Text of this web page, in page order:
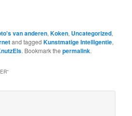
van anderen,Koken, Uncategorized,
and taggedKunstmatige Intelligentie,
. Bookmark thepermalink.
”